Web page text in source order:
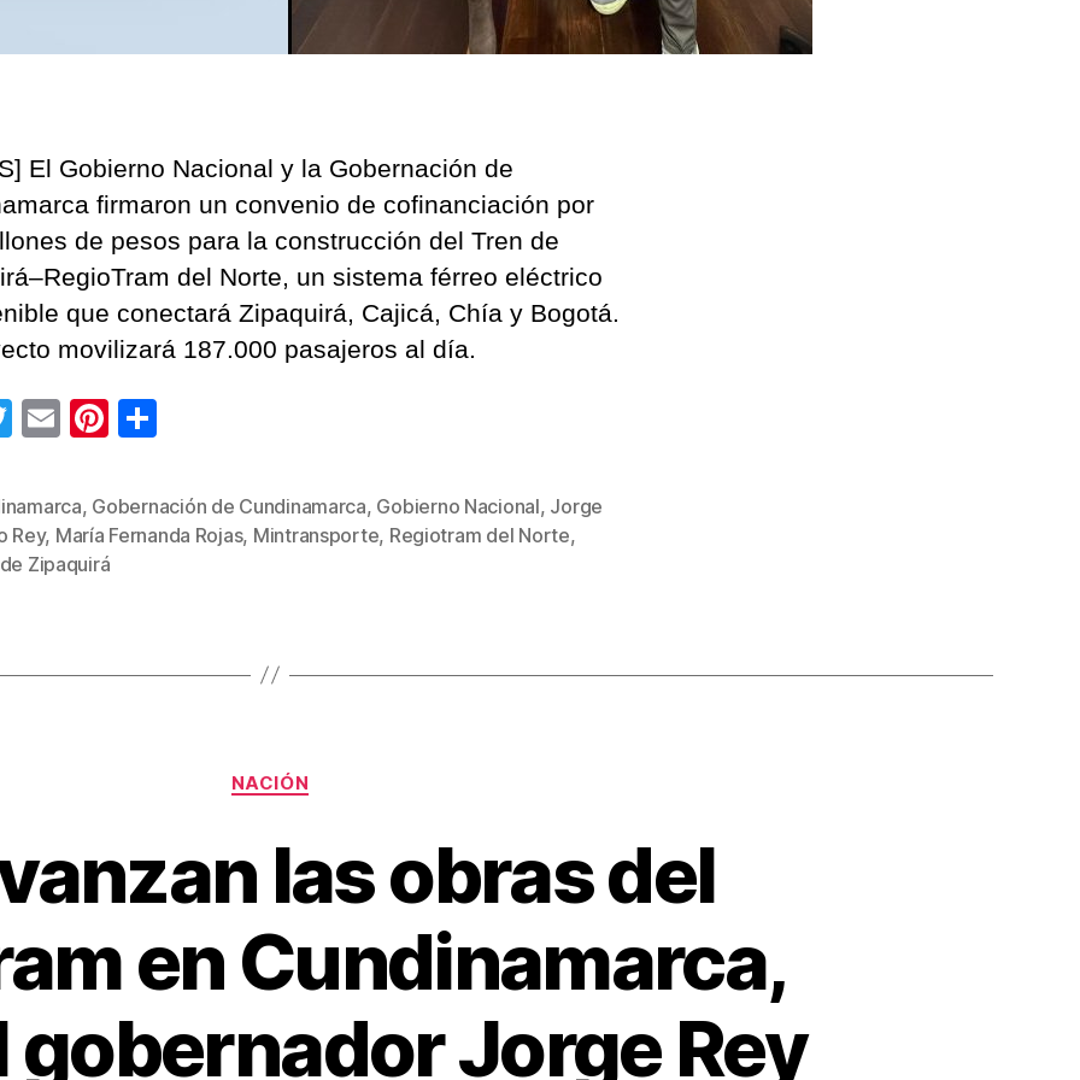
El Gobierno Nacional y la Gobernación de
firmaron un convenio de cofinanciación por
de pesos para la construcción del Tren de
del Norte, un sistema férreo eléctrico
que conectará Zipaquirá, Cajicá, Chía y Bogotá.
movilizará 187.000 pasajeros al día.
T
tt
er
E
ail
Pi
er
e
st
m
p
, Gobernación de Cundinamarca, Gobierno Nacional, Jorge
Rey, María Fernanda Rojas, Mintransporte, Regiotram del Norte,
Zipaquirá
Categorías
NACIÓN
las obras del
en Cundinamarca,
gobernador Jorge Rey